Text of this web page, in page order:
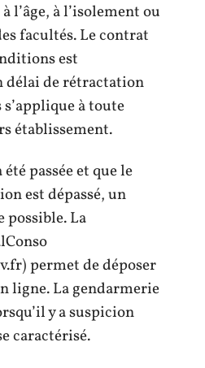
l’âge, à l’isolement ou
facultés. Le contrat
est
délai de rétractation
à toute
établissement.
passée et que le
est dépassé, un
possible. La
permet de déposer
ligne. La gendarmerie
y a suspicion
caractérisé.